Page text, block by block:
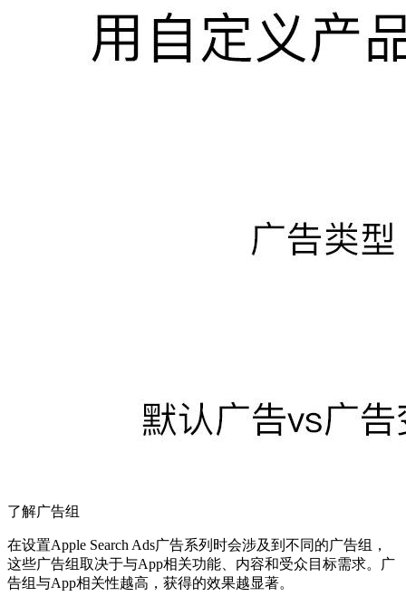
了解广告组
在设置Apple Search Ads广告系列时会涉及到不同的广告组，
这些广告组取决于与App相关功能、内容和受众目标需求。广
告组与App相关性越高，获得的效果越显著。